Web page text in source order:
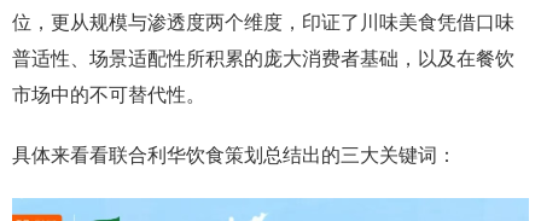
位，更从规模与渗透度两个维度，印证了川味美食凭借口味
普适性、场景适配性所积累的庞大消费者基础，以及在餐饮
市场中的不可替代性。
具体来看看联合利华饮食策划总结出的三大关键词：